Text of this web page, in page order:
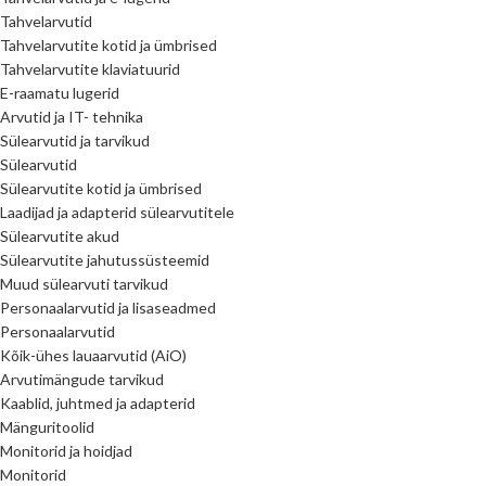
Tahvelarvutid
Tahvelarvutite kotid ja ümbrised
Tahvelarvutite klaviatuurid
E-raamatu lugerid
Arvutid ja IT- tehnika
Sülearvutid ja tarvikud
Sülearvutid
Sülearvutite kotid ja ümbrised
Laadijad ja adapterid sülearvutitele
Sülearvutite akud
Sülearvutite jahutussüsteemid
Muud sülearvuti tarvikud
Personaalarvutid ja lisaseadmed
Personaalarvutid
Kõik-ühes lauaarvutid (AiO)
Arvutimängude tarvikud
Kaablid, juhtmed ja adapterid
Mänguritoolid
Monitorid ja hoidjad
Monitorid